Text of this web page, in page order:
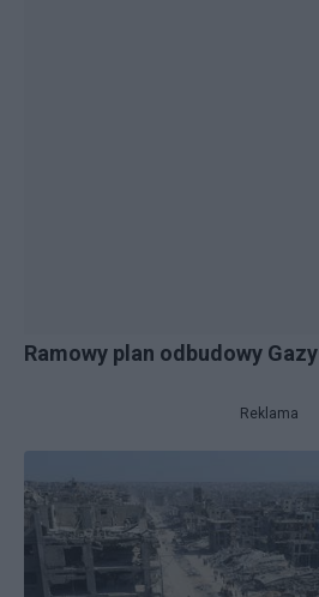
Ramowy plan odbudowy Gazy
Reklama